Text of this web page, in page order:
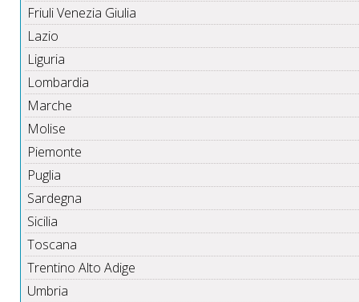
Friuli Venezia Giulia
Lazio
Liguria
Lombardia
Marche
Molise
Piemonte
Puglia
Sardegna
Sicilia
Toscana
Trentino Alto Adige
Umbria